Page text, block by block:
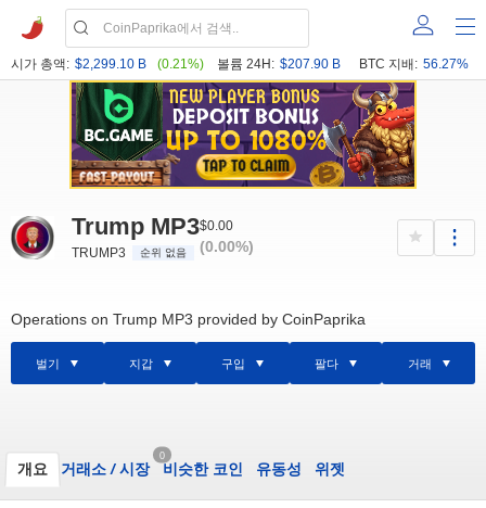
시가 총액: $2,299.10 B (0.21%) 볼륨 24H: $207.90 B BTC 지배: 56.27%
Trump MP3
TRUMP3 순위 없음
$0.00
(0.00%)
Operations on Trump MP3 provided by CoinPaprika
벌기 지갑 구입 팔다 거래
개요 거래소 /시장
0
비슷한 코인 유동성 위젯